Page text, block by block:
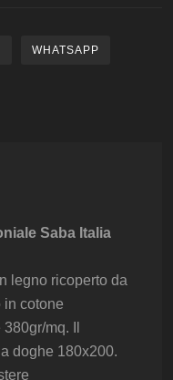
WHATSAPP
Saba Italia
legno ricoperto da
in cotone
mq. Il
doghe 180x200.